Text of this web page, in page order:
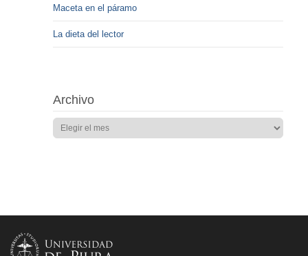
Maceta en el páramo
La dieta del lector
Archivo